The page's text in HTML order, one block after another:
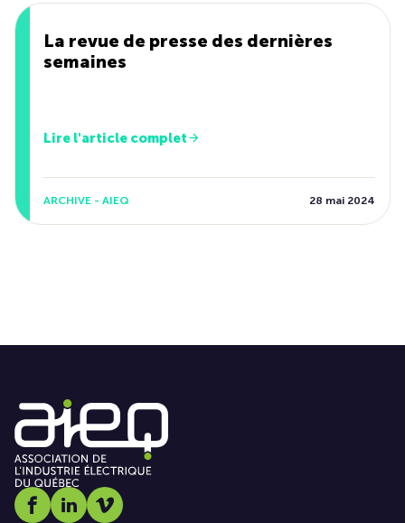
La revue de presse des dernières
semaines
Lire l'article complet
ARCHIVE - AIEQ 28 mai 2024
Social media link icon-facebook
Social media link icon-linkedin
Social media link icon-vimeo